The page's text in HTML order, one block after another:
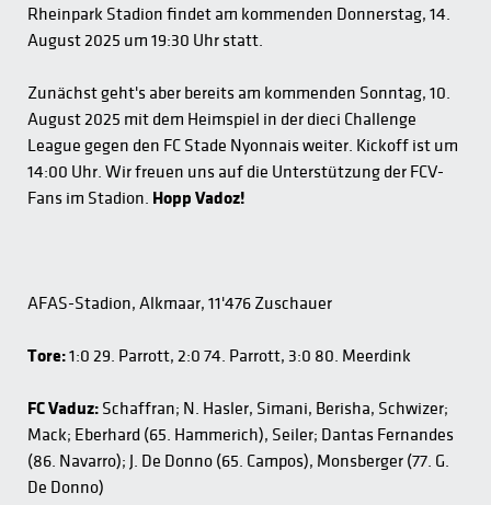
Rheinpark Stadion findet am kommenden Donnerstag, 14.
August 2025 um 19:30 Uhr statt.
Zunächst geht's aber bereits am kommenden Sonntag, 10.
August 2025 mit dem Heimspiel in der dieci Challenge
League gegen den FC Stade Nyonnais weiter. Kickoff ist um
14:00 Uhr. Wir freuen uns auf die Unterstützung der FCV-
Fans im Stadion. Hopp Vadoz!
AFAS-Stadion, Alkmaar, 11'476 Zuschauer
Tore:1:0 29. Parrott, 2:0 74. Parrott, 3:0 80. Meerdink
FC Vaduz: Schaffran; N. Hasler, Simani, Berisha, Schwizer;
Mack; Eberhard (65. Hammerich), Seiler; Dantas Fernandes
(86. Navarro); J. De Donno (65. Campos), Monsberger (77. G.
De Donno)